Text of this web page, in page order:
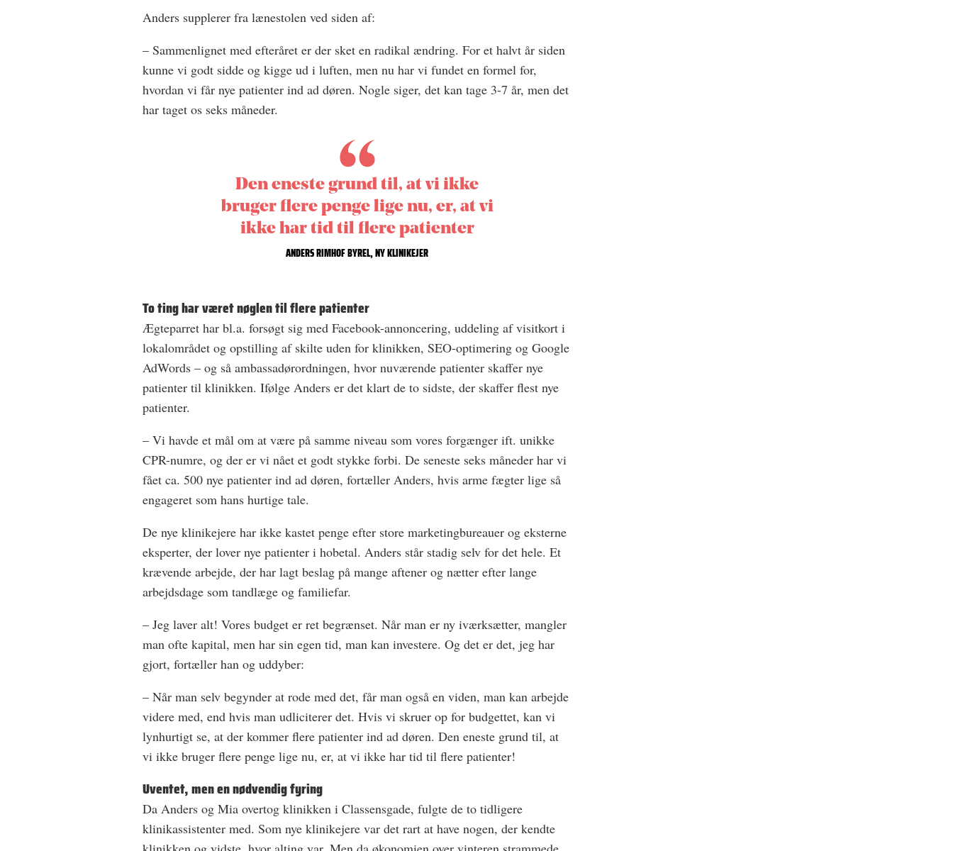
Anders supplerer fra lænestolen ved siden af:
– Sammenlignet med efteråret er der sket en radikal ændring. For et halvt år siden
kunne vi godt sidde og kigge ud i luften, men nu har vi fundet en formel for,
hvordan vi får nye patienter ind ad døren. Nogle siger, det kan tage 3-7 år, men det
har taget os seks måneder.
Den eneste grund til, at vi ikke
bruger flere penge lige nu, er, at vi
ikke har tid til flere patienter
ANDERS RIMHOF BYREL, NY KLINIKEJER
To ting har været nøglen til flere patienter
Ægteparret har bl.a. forsøgt sig med Facebook-annoncering, uddeling af visitkort i
lokalområdet og opstilling af skilte uden for klinikken, SEO-optimering og Google
AdWords – og så ambassadørordningen, hvor nuværende patienter skaffer nye
patienter til klinikken. Ifølge Anders er det klart de to sidste, der skaffer flest nye
patienter.
– Vi havde et mål om at være på samme niveau som vores forgænger ift. unikke
CPR-numre, og der er vi nået et godt stykke forbi. De seneste seks måneder har vi
fået ca. 500 nye patienter ind ad døren, fortæller Anders, hvis arme fægter lige så
engageret som hans hurtige tale.
De nye klinikejere har ikke kastet penge efter store marketingbureauer og eksterne
eksperter, der lover nye patienter i hobetal. Anders står stadig selv for det hele. Et
krævende arbejde, der har lagt beslag på mange aftener og nætter efter lange
arbejdsdage som tandlæge og familiefar.
– Jeg laver alt! Vores budget er ret begrænset. Når man er ny iværksætter, mangler
man ofte kapital, men har sin egen tid, man kan investere. Og det er det, jeg har
gjort, fortæller han og uddyber:
– Når man selv begynder at rode med det, får man også en viden, man kan arbejde
videre med, end hvis man udliciterer det. Hvis vi skruer op for budgettet, kan vi
lynhurtigt se, at der kommer flere patienter ind ad døren. Den eneste grund til, at
vi ikke bruger flere penge lige nu, er, at vi ikke har tid til flere patienter!
Uventet, men en nødvendig fyring
Da Anders og Mia overtog klinikken i Classensgade, fulgte de to tidligere
klinikassistenter med. Som nye klinikejere var det rart at have nogen, der kendte